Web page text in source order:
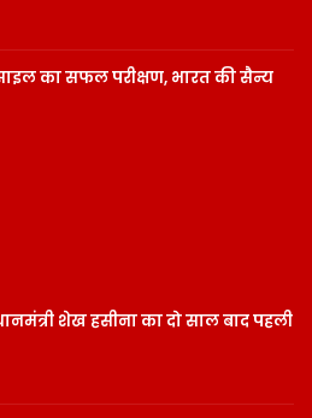
का सफल परीक्षण, भारत की सैन्य
शेख हसीना का दो साल बाद पहली